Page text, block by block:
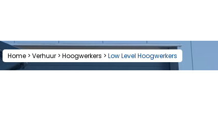
Home > Verhuur > Hoogwerkers > Low Level Hoogwerkers